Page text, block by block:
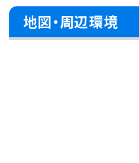
地図・周辺環境